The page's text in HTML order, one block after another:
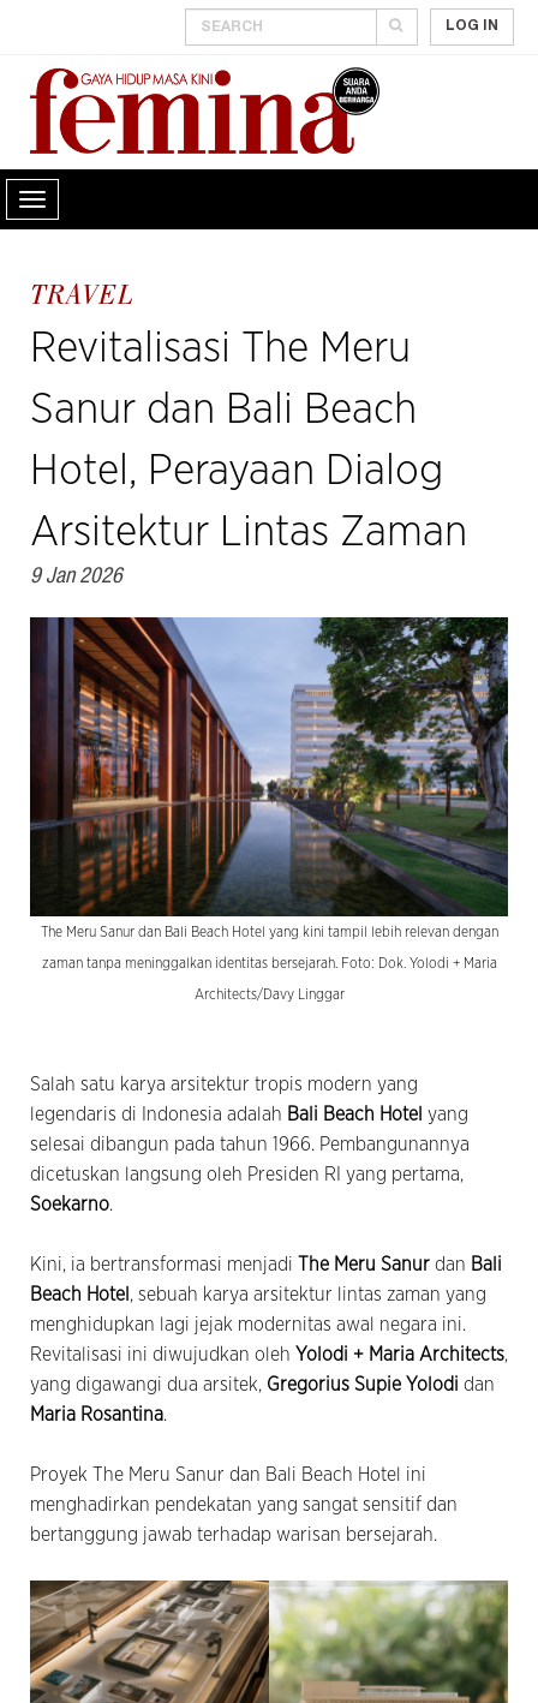
LOG IN
TRAVEL
Revitalisasi The Meru
Sanur dan Bali Beach
Hotel, Perayaan Dialog
Arsitektur Lintas Zaman
9 Jan 2026
The Meru Sanur dan Bali Beach Hotel yang kini tampil lebih relevan dengan
zaman tanpa meninggalkan identitas bersejarah. Foto: Dok. Yolodi + Maria
Architects/Davy Linggar
Salah satu karya arsitektur tropis modern yang
legendaris di Indonesia adalah Bali Beach Hotel yang
selesai dibangun pada tahun 1966. Pembangunannya
dicetuskan langsung oleh Presiden RI yang pertama,
Soekarno.
Kini, ia bertransformasi menjadi The Meru Sanur dan Bali
Beach Hotel , sebuah karya arsitektur lintas zaman yang
menghidupkan lagi jejak modernitas awal negara ini.
Revitalisasi ini diwujudkan oleh Yolodi + Maria Architects,
yang digawangi dua arsitek, Gregorius Supie Yolodi dan
Maria Rosantina.
Proyek The Meru Sanur dan Bali Beach Hotel ini
menghadirkan pendekatan yang sangat sensitif dan
bertanggung jawab terhadap warisan bersejarah.